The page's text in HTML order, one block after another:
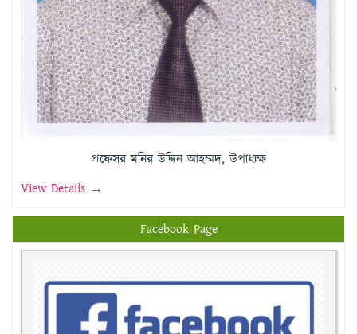
প্রফেসর মনির উদ্দিন আহম্মদ, উপাধ্যক্ষ
View Details →
Facebook Page